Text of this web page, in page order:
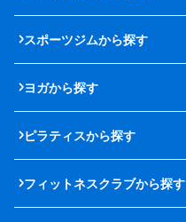
スポーツジムから探す
ヨガから探す
ピラティスから探す
フィットネスクラブから探す